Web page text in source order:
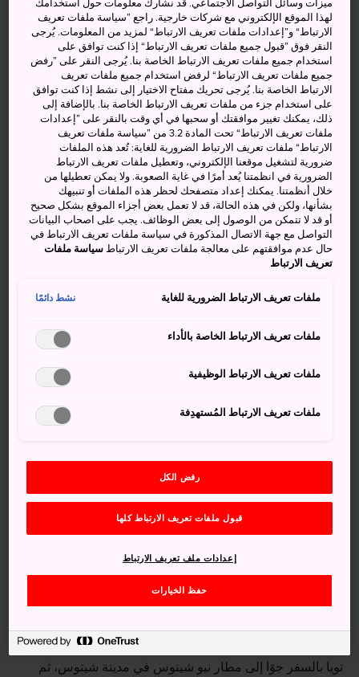
أنشطة ومعالم رائعة
مشاهدة الألعاب النارية في أثناء الاستمتاع بحمام
ساخن
بحيرة مصممة لاستضافة مسابقات الماراثون
مناظر خلابة على مد البصر
كيفية الوصول
تقع بحيرة تويا في جنوب غرب مدينة سابورو ومطار نيو
تشيتوزي، وتتميز بموقعها بين أرض العجائب في جزيرة هوكايدو
للتزلج على الثلوج الهشّة ومنتجع نيسيكو والساحل الجنوبي
فإذا كنت قادمًا من العاصمة طوكيو، يمكنك الوصول إلى بحيرة
تويا بالسفر جوًا إلى مطار نيو شيتوس في مدينة شيتوس، ثم
ميزات وسائل التواصل الاجتماعي. قد نشارك معلومات حول استخدامك
لهذا الموقع الإلكتروني مع شركات خارجية. راجع ”سياسة ملفات تعريف
الارتباط“ و”إعدادات ملفات تعريف الارتباط“ لمزيد من المعلومات. يُرجى
النقر فوق ”قبول جميع ملفات تعريف الارتباط“ إذا كنت توافق على
استخدام جميع ملفات تعريف الارتباط الخاصة بنا. يُرجى النقر على ”رفض
جميع ملفات تعريف الارتباط“ لرفض استخدام جميع ملفات تعريف
الارتباط الخاصة بنا. يُرجى تحريك مفتاح الاختيار إلى نشط إذا كنت توافق
على استخدام جزء من ملفات تعريف الارتباط الخاصة بنا. بالإضافة إلى
ذلك، يمكنك تغيير موافقتك أو سحبها في أي وقت بالنقر على ”إعدادات
ملفات تعريف الارتباط“ تحت المادة 3.2 من ”سياسة ملفات تعريف
الارتباط“ ملفات تعريف الارتباط الضرورية للغاية: تُعد هذه الملفات
ضرورية لتشغيل موقعنا الإلكتروني، وتعطيل ملفات تعريف الارتباط
الضرورية في انظمتنا يُعد أمرًا في غاية الصعوبة. ولا يمكن تعطيلها من
خلال أنظمتنا. يمكنك إعداد متصفحك لحظر هذه الملفات أو تنبيهك
بشأنها، ولكن في هذه الحالة، قد لا تعمل بعض أجزاء الموقع بشكل صحيح
أو قد لا تتمكن من الوصول إلى بعض الوظائف. يجب على اصحاب البيانات
التواصل مع جهة الاتصال المذكورة في سياسة ملفات تعريف الارتباط في
حال عدم موافقتهم على معالجة ملفات تعريف الارتباطسياسة ملفات
تعريف الارتباط
ملفات تعريف الارتباط الضرورية للغاية نشط دائمًا
ملفات تعريف الارتباط الخاصة بالأداء
ملفات تعريف الارتباط الوظيفية
ملفات تعريف الارتباط المُستهدِفة
رفض الكل
قبول ملفات تعريف الارتباط كلها
حفظ الخيارات
إعدادات ملف تعريف الارتباط